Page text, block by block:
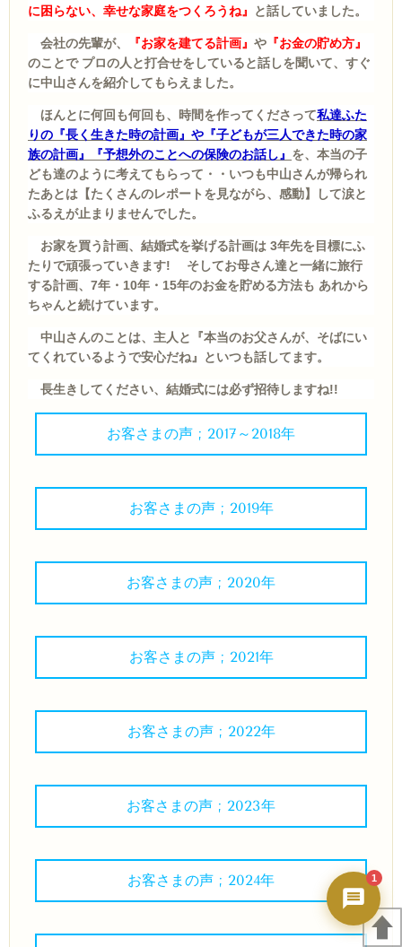
に困らない、幸せな家庭をつくろうね』
と話していました。
会社の先輩が、 『お家を建てる計画』 や 『お金の貯め方』
のことで プロの人と打合せをしていると話しを聞いて、すぐ
に中山さんを紹介してもらえました。
ほんとに何回も何回も、時間を作ってくださって私達ふた
りの『長く生きた時の計画』や『子どもが三人できた時の家
族の計画』『予想外のことへの保険のお話し』 を、本当の子
ども達のように考えてもらって・・いつも中山さんが帰られ
たあとは【たくさんのレポートを見ながら、感動】して涙と
ふるえが止まりませんでした。
お家を買う計画、結婚式を挙げる計画は 3年先を目標にふ
たりで頑張っていきます! そしてお母さん達と一緒に旅行
する計画、7年・10年・15年のお金を貯める方法も あれから
ちゃんと続けています。
中山さんのことは、主人と『本当のお父さんが、そばにい
てくれているようで安心だね』といつも話してます。
長生きしてください、結婚式には必ず招待しますね!!
お客さまの声 ; 2017～2018年
お客さまの声 ; 2019年
お客さまの声 ; 2020年
お客さまの声 ; 2021年
お客さまの声 ; 2022年
お客さまの声 ; 2023年
お客さまの声 ; 2024年 1